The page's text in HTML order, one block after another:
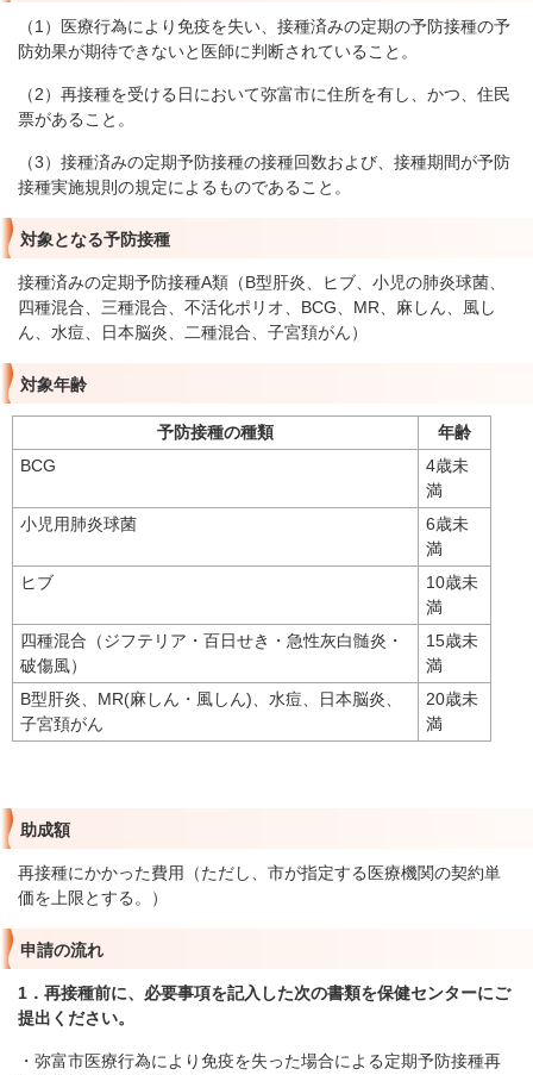
（1）医療行為により免疫を失い、接種済みの定期の予防接種の予
防効果が期待できないと医師に判断されていること。
（2）再接種を受ける日において弥富市に住所を有し、かつ、住民
票があること。
（3）接種済みの定期予防接種の接種回数および、接種期間が予防
接種実施規則の規定によるものであること。
対象となる予防接種
接種済みの定期予防接種A類（B型肝炎、ヒブ、小児の肺炎球菌、
四種混合、三種混合、不活化ポリオ、BCG、MR、麻しん、風し
ん、水痘、日本脳炎、二種混合、子宮頚がん）
対象年齢
予防接種の種類
年齢
BCG
4歳未
満
小児用肺炎球菌
6歳未
満
ヒブ
10歳未
満
四種混合（ジフテリア・百日せき・急性灰白髄炎・
破傷風）
15歳未
満
B型肝炎、MR(麻しん・風しん)、水痘、日本脳炎、
子宮頚がん
20歳未
満
助成額
再接種にかかった費用（ただし、市が指定する医療機関の契約単
価を上限とする。）
申請の流れ
1．再接種前に、必要事項を記入した次の書類を保健センターにご
提出ください。
・弥富市医療行為により免疫を失った場合による定期予防接種再